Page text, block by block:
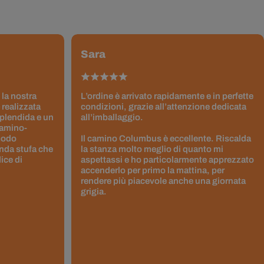
nostra
realizzata
e un
stufa che
di
Sara
L’ordine è arrivato rapidamente e in perfette
condizioni, grazie all’attenzione dedicata
all’imballaggio.
Il camino Columbus è eccellente. Riscalda
la stanza molto meglio di quanto mi
aspettassi e ho particolarmente apprezzato
accenderlo per primo la mattina, per
rendere più piacevole anche una giornata
grigia.